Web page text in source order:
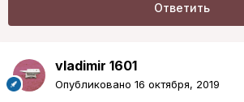
Ответить
vladimir 1601
Опубликовано 16 октября, 2019